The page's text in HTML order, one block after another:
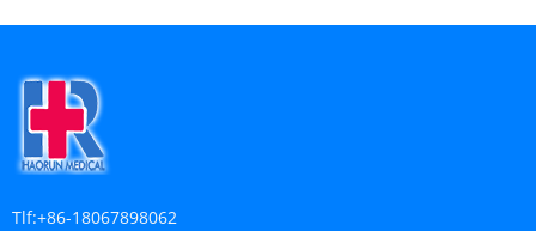
Tlf:+86-18067898062